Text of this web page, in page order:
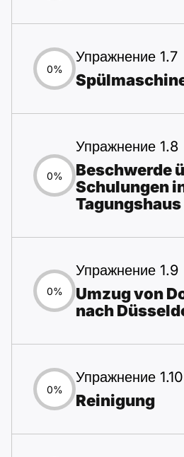
0%
Упражнение 1.7
0%
Упражнение 1.8
Beschwerde
Schulungen
Tagungshaus
0%
Упражнение 1.9
Umzug von
nach
0%
Упражнение 1.10
Reinigung